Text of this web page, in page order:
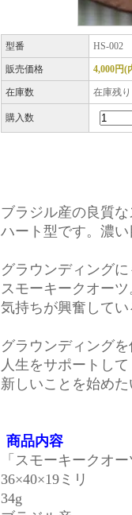
型番 HS-002
販売価格 4,000円(
在庫数 在庫残
購入数
ブラジル産の良質
ハート型です。濃
グラウンディング
スモーキークオー
気持ちが興奮して
グラウンディング
人生をサポートし
新しいことを始め
商品内容
「スモーキークオ
36×40×19ミリ
34g